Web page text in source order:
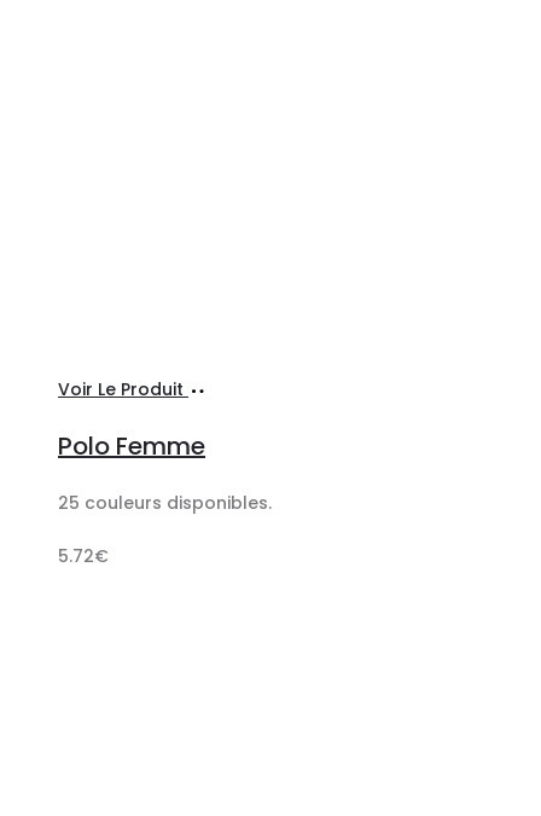
Voir Le Produit
Polo Femme
25 couleurs disponibles.
5.72€